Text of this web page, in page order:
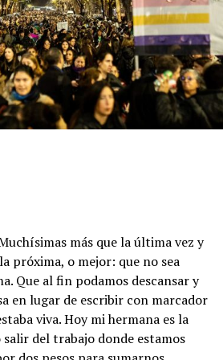
casos corresponde a ataques
vida, que incluyen asesinatos,
a condiciones
que casi dos tercios son
no terminaron en muerte. Rachid
“porque hay casos donde
de un crimen de odio”.
de los datos más significativos
147 casos, un incremento del
a crímenes de odio se mantienen
En 2024 se registraron
44 muertes por violencia
mientras que en 2025 la cifra
más que la última vez y
próxima, o mejor: que no sea
Que al fin podamos descansar y
en lugar de escribir con marcador
viva. Hoy mi hermana es la
del trabajo donde estamos